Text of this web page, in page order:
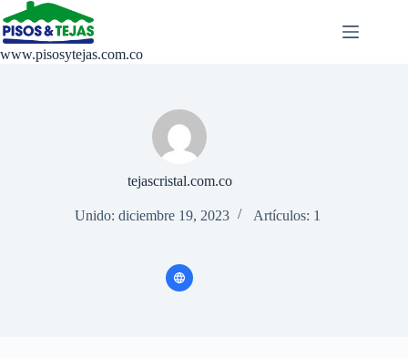
Saltar
al
contenido
www.pisosytejas.com.co
tejascristal.com.co
Unido: diciembre 19, 2023 Artículos: 1